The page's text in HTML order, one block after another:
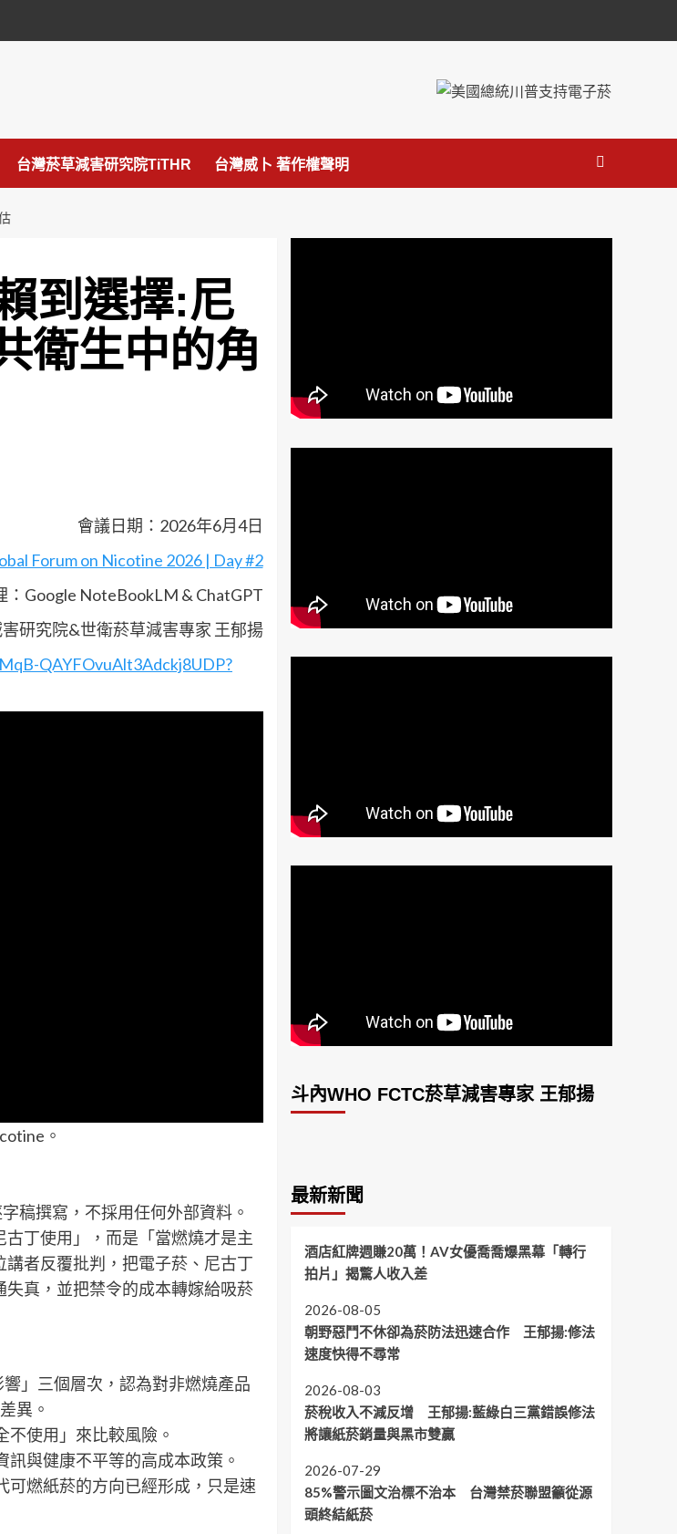
台灣菸草減害研究院TiTHR 台灣威卜 著作權聲明
到選擇:尼
衛生中的角
會議日期：2026年6月4日
Forum on Nicotine 2026 | Day #2
：Google NoteBookLM & ChatGPT
研究院&世衛菸草減害專家 王郁揚
QAYFOvuAlt3Adckj8UDP?
。
稿撰寫，不採用任何外部資料。
丁使用」，而是「當燃燒才是主
者反覆批判，把電子菸、尼古丁
真，並把禁令的成本轉嫁給吸菸
」三個層次，認為對非燃燒產品
異。
使用」來比較風險。
與健康不平等的高成本政策。
可燃紙菸的方向已經形成，只是速
斗內WHO FCTC菸草減害專家 王郁揚
最新新聞
酒店紅牌週賺20萬！AV女優喬喬爆黑幕「轉行
拍片」揭驚人收入差
2026-08-05
朝野惡鬥不休卻為菸防法迅速合作 王郁揚:修法
速度快得不尋常
2026-08-03
菸稅收入不減反增 王郁揚:藍綠白三黨錯誤修法
將讓紙菸銷量與黑市雙贏
2026-07-29
85%警示圖文治標不治本 台灣禁菸聯盟籲從源
頭終結紙菸